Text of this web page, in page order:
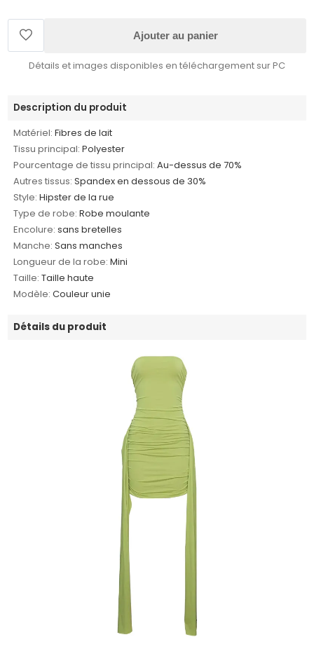
Ajouter au panier
Détails et images disponibles en téléchargement sur PC
Description du produit
Matériel: Fibres de lait
Tissu principal: Polyester
Pourcentage de tissu principal: Au-dessus de 70%
Autres tissus: Spandex en dessous de 30%
Style: Hipster de la rue
Type de robe: Robe moulante
Encolure: sans bretelles
Manche: Sans manches
Longueur de la robe: Mini
Taille: Taille haute
Modèle: Couleur unie
Détails du produit